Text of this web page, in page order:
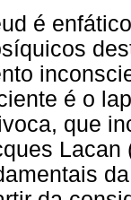
é
é o
que